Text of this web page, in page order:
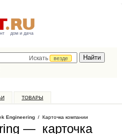
дом и дача
Искать
везде
ТОВАРЫ
Engineering / Карточка компании
— карточка